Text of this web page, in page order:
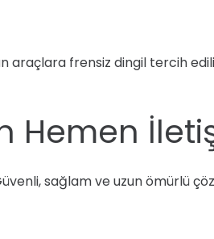
araçlara frensiz dingil tercih
Hemen
sağlam ve uzun ömürlü